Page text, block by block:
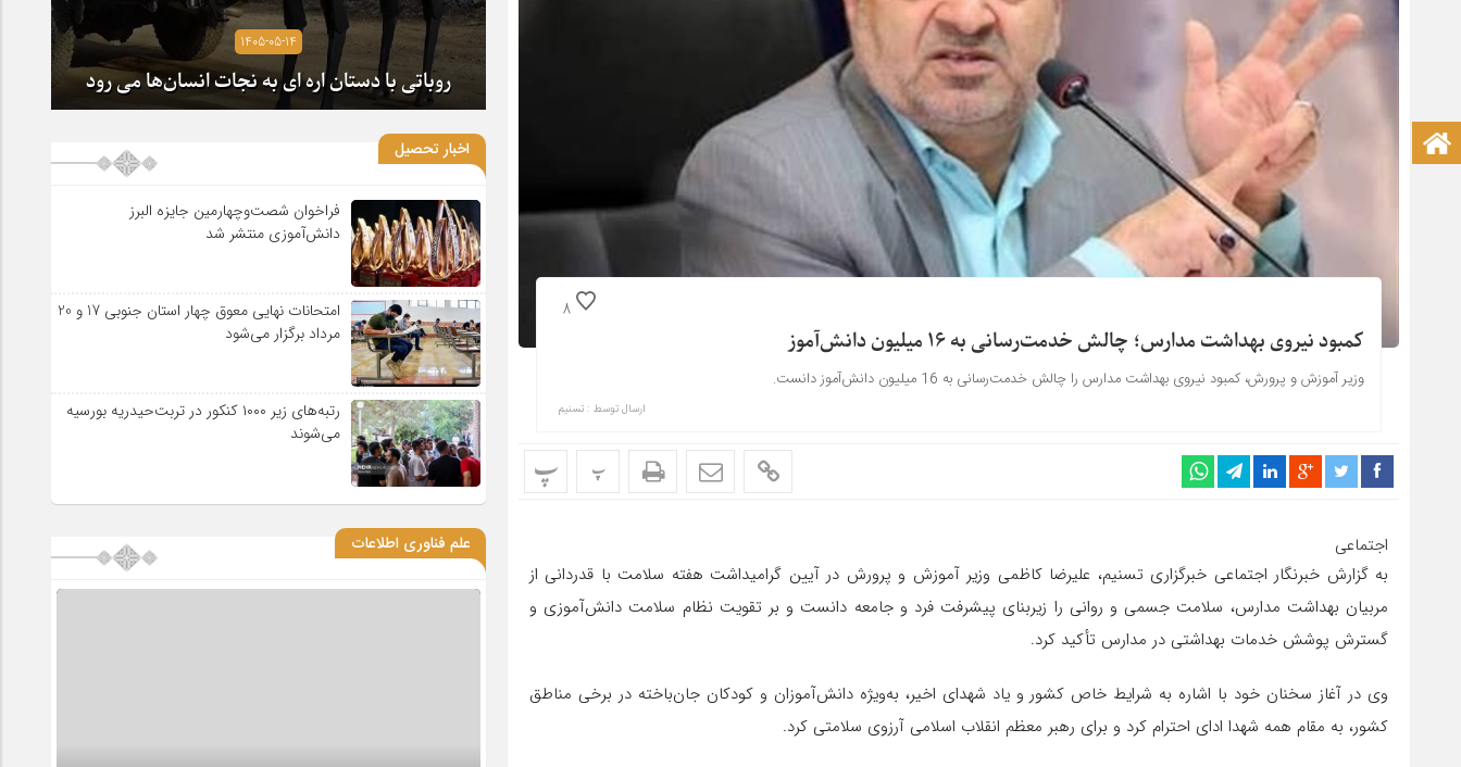
صفحه نخست آکادمی علمی
8
کمبود نیروی بهداشت مدارس؛ چالش خدمت‌رسانی به 16 میلیون دانش‌آموز
وزیر آموزش‌ و پرورش، کمبود نیروی بهداشت مدارس را چالش خدمت‌رسانی به 16 میلیون دانش‌آموز دانست.
ارسال توسط : تسنیم
پ پ
اجتماعی
به گزارش خبرنگار اجتماعی خبرگزاری تسنیم، علیرضا کاظمی وزیر آموزش و پرورش در آیین گرامیداشت هفته سلامت با قدردانی از
مربیان بهداشت مدارس، سلامت جسمی و روانی را زیربنای پیشرفت فرد و جامعه دانست و بر تقویت نظام سلامت دانش‌آموزی و
گسترش پوشش خدمات بهداشتی در مدارس تأکید کرد.
وی در آغاز سخنان خود با اشاره به شرایط خاص کشور و یاد شهدای اخیر، به‌ویژه دانش‌آموزان و کودکان جان‌باخته در برخی مناطق
کشور، به مقام همه شهدا ادای احترام کرد و برای رهبر معظم انقلاب اسلامی آرزوی سلامتی کرد.
1405-05-14
روباتی با دستان اره ای به نجات انسان‌ها می رود
اخبار تحصیل
فراخوان شصت‌وچهارمین جایزه البرز
دانش‌آموزی منتشر شد
امتحانات نهایی معوق چهار استان جنوبی 17 و 20
مرداد برگزار می‌شود
رتبه‌های زیر ۱۰۰۰ کنکور در تربت‌حیدریه بورسیه
می‌شوند
علم فناوری اطلاعات